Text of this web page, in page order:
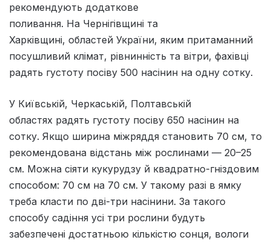
рекомендують додаткове
поливання. На Чернігівщині та
Харківщині, областей України, яким притаманний
посушливий клімат, рівнинність та вітри, фахівці
радять густоту посіву 500 насінин на одну сотку.
У Київській, Черкаській, Полтавській
областях радять густоту посіву 650 насінин на
сотку. Якщо ширина міжряддя становить 70 см, то
рекомендована відстань між рослинами — 20–25
см. Можна сіяти кукурудзу й квадратно-гніздовим
способом: 70 см на 70 см. У такому разі в ямку
треба класти по дві-три насінини. За такого
способу садіння усі три рослини будуть
забезпечені достатньою кількістю сонця, вологи